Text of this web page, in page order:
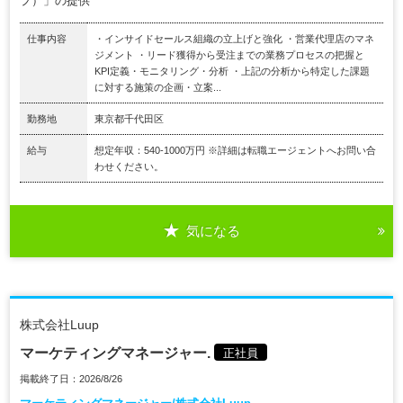
仕事内容
・インサイドセールス組織の立上げと強化 ・営業代理店のマネ
ジメント ・リード獲得から受注までの業務プロセスの把握と
KPI定義・モニタリング・分析 ・上記の分析から特定した課題
に対する施策の企画・立案...
勤務地 東京都千代田区
給与
想定年収：540-1000万円 ※詳細は転職エージェントへお問い合
わせください。
気になる
株式会社Luup
マーケティングマネージャー. 正社員
掲載終了日：2026/8/26